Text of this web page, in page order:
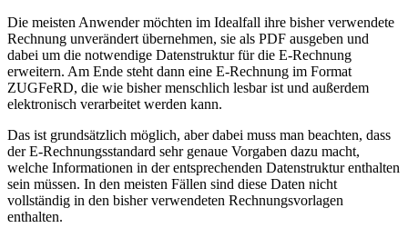
Die meisten Anwender möchten im Idealfall ihre bisher verwendete
Rechnung unverändert übernehmen, sie als PDF ausgeben und
dabei um die notwendige Datenstruktur für die E-Rechnung
erweitern. Am Ende steht dann eine E-Rechnung im Format
ZUGFeRD, die wie bisher menschlich lesbar ist und außerdem
elektronisch verarbeitet werden kann.
Das ist grundsätzlich möglich, aber dabei muss man beachten, dass
der E-Rechnungsstandard sehr genaue Vorgaben dazu macht,
welche Informationen in der entsprechenden Datenstruktur enthalten
sein müssen. In den meisten Fällen sind diese Daten nicht
vollständig in den bisher verwendeten Rechnungsvorlagen
enthalten.